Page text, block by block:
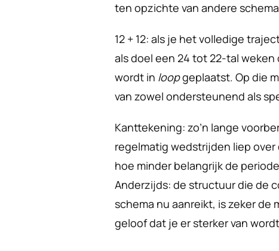
ten opzichte van andere
12 + 12: als je het volledige
als doel een 24 tot 22-tal
wordt in loop geplaatst. Op die
van zowel ondersteunend als
Kanttekening: zo’n lange
regelmatig wedstrijden liep
hoe minder belangrijk de
Anderzijds: de structuur die de
schema nu aanreikt, is zeker de
geloof dat je er sterker van